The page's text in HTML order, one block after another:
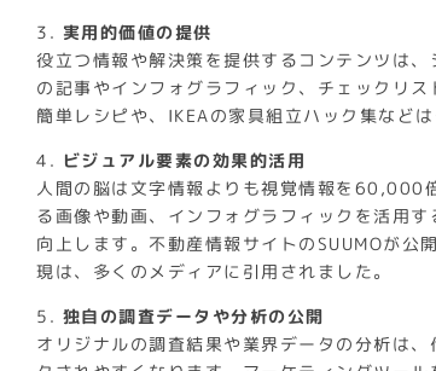
3. 実用的価値の提供
役立つ情報や解決策を提供するコンテンツは
の記事やインフォグラフィック、チェックリ
簡単レシピや、IKEAの家具組立ハック集などは
4. ビジュアル要素の効果的活用
人間の脳は文字情報よりも視覚情報を60,000
る画像や動画、インフォグラフィックを活用
向上します。不動産情報サイトのSUUMOが公
現は、多くのメディアに引用されました。
5. 独自の調査データや分析の公開
オリジナルの調査結果や業界データの分析は